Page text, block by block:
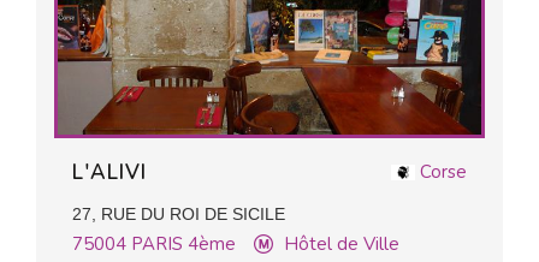
Corse
L'ALIVI
27, RUE DU ROI DE SICILE
75004 PARIS 4ème
Hôtel de Ville